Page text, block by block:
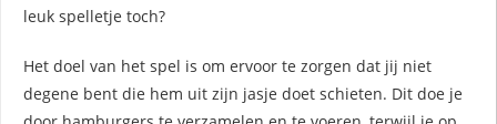
leuk spelletje toch?
Het doel van het spel is om ervoor te zorgen dat jij niet
degene bent die hem uit zijn jasje doet schieten. Dit doe je